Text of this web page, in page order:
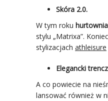
Skóra 2.0.
W tym roku
stylu „Matrixa”.
stylizacjach athleisure
Elegancki trencz
A co powiecie na
lansować również w